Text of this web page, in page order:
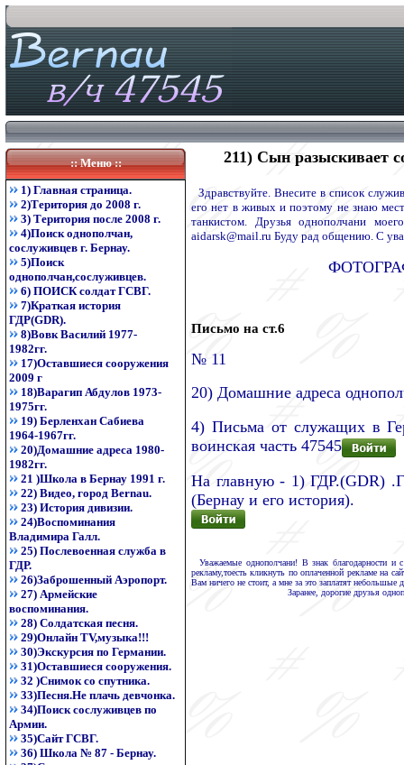
:: Меню ::
1) Главная страница.
2)Територия до 2008 г.
3) Територия после 2008 г.
4)Поиск однополчан,
сослуживцев г. Бернау.
5)Поиск
однополчан,сослуживцев.
6) ПОИСК солдат ГСВГ.
7)Краткая история
ГДР(GDR).
8)Вовк Василий 1977-
1982гг.
17)Оставшиеся сооружения
2009 г
18)Варагип Абдулов 1973-
1975гг.
19) Берленхан Сабиева
1964-1967гг.
20)Домашние адреса 1980-
1982гг.
21 )Школа в Бернау 1991 г.
22) Видео, город Bernau.
23) История дивизии.
24)Воспоминания
Владимира Галл.
25) Послевоенная служба в
ГДР.
26)Заброшенный Аэропорт.
27) Армейские
воспоминания.
28) Солдатская песня.
29)Онлайн TV,музыка!!!
30)Экскурсия по Германии.
31)Оставшиеся сооружения.
32 )Снимок со спутника.
33)Песня.Не плачь девчонка.
34)Поиск сослуживцев по
Армии.
35)Сайт ГСВГ.
36) Школа № 87 - Бернау.
211) Сын разыскивает
Здравствуйте. Внесите в список
его нет в живых и поэтому не знаю
танкистом. Друзья однополчани
aidarsk@mail.ru Буду рад общению. С
Письмо на ст.6
№ 11
20) Домашние адреса
4) Письма от служащих в
воинская часть 47545
На главную - 1) ГДР.(GDR)
(Бернау и его история).
Уважаемые однополчани! В знак благодарности и
рекламу,тоесть кликнуть по оплаченной рекламе на
Вам ничего не стоит, а мне за это заплатят небольшые
Заранее, дорогие друзья